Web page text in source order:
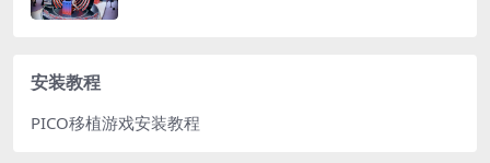
安装教程
PICO移植游戏安装教程